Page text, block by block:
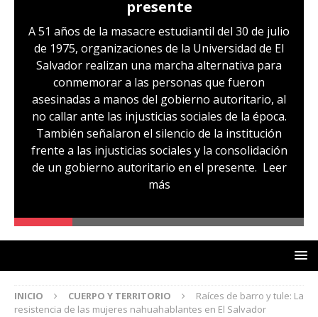
Hernández: víctima del régimen de
excepción y de discriminación
LGBTI
Sandra Leticia Hernández cuenta con medidas
sustitutivas y libertad provisional, pero
familiares temen que esto pueda cambiar en la
audiencia de revisión de medidas que se realizará
hoy, miércoles 29 de julio. Sandra es, según su
comunidad, otra de las víctimas del régimen de
excepción, fue capturada sin ninguna prueba
que la vincule a pandillas. La comunidad señala
denunciada por ser lesbianaLeer más
INICIO CUERPO Y TERRITORIO
Raíces de barro y tule: La
resistencia de las mujeres nahuahablantes en El Salvador